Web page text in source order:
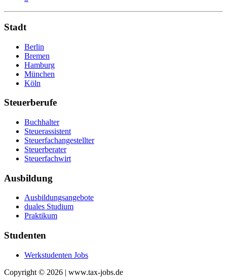
Stadt
Berlin
Bremen
Hamburg
München
Köln
Steuerberufe
Buchhalter
Steuerassistent
Steuerfachangestellter
Steuerberater
Steuerfachwirt
Ausbildung
Ausbildungsangebote
duales Studium
Praktikum
Studenten
Werkstudenten Jobs
Copyright © 2026 | www.tax-jobs.de